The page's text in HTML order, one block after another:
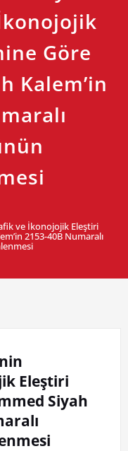
Göre
Kalem’in
ve İkonojojik Eleştiri
2153-40B Numaralı
Eleştiri
Siyah